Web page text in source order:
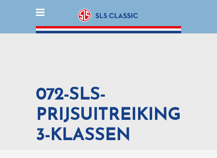
072-SLS-
PRIJSUITREIKING
3-KLASSEN